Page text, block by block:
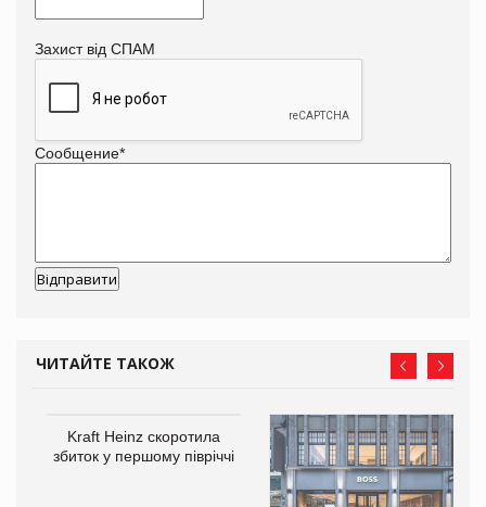
Захист від СПАМ
Сообщение*
ЧИТАЙТЕ ТАКОЖ
Kraft Heinz скоротила
збиток у першому півріччі